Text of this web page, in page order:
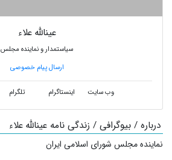
عینالله علاء
سیاستمدار و نماینده مجلس
ارسال پیام خصوصی
وب سایت اینستاگرام تلگرام
درباره / بیوگرافی / زندگی نامه عینالله علاء
نماینده مجلس شورای اسلامی ایران